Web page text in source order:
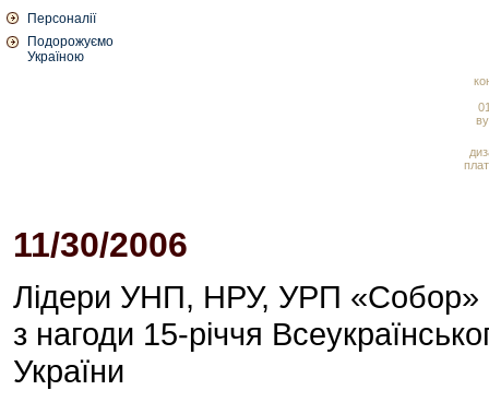
Персоналії
Подорожуємо
Україною
11/30/2006
Лідери УНП, НРУ, УРП «Собор»
з нагоди 15-річчя
України